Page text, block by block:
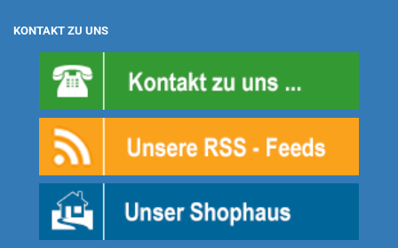
KONTAKT ZU UNS